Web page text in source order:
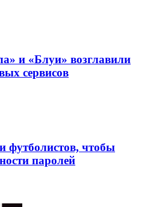
и «Блуи» возглавили
сервисов
чтобы
паролей